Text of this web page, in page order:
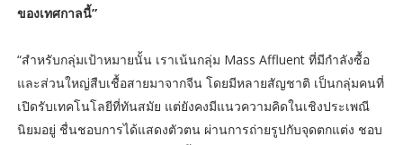
ของเทศกาลนี้”
“สำหรับกลุ่มเป้าหมายนั้น เราเน้นกลุ่ม Mass Affluent ที่มีกำลังซื้อ
และส่วนใหญ่สืบเชื้อสายมาจากจีน โดยมีหลายสัญชาติ เป็นกลุ่มคนที่
เปิดรับเทคโนโลยีที่ทันสมัย แต่ยังคงมีแนวความคิดในเชิงประเพณี
นิยมอยู่ ชื่นชอบการได้แสดงตัวตน ผ่านการถ่ายรูปกับจุดตกแต่ง ชอบ